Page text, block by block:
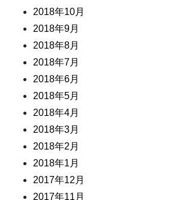
2018年10月
2018年9月
2018年8月
2018年7月
2018年6月
2018年5月
2018年4月
2018年3月
2018年2月
2018年1月
2017年12月
2017年11月